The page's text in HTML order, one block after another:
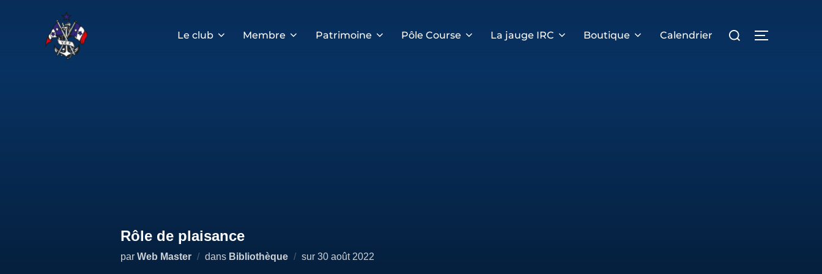
Le club Membre Patrimoine Pôle Course La jauge IRC Boutique Calendrier
PERMUTER
Rôle de plaisance
par Web Master dans Bibliothèque sur Publié
30 août 2022